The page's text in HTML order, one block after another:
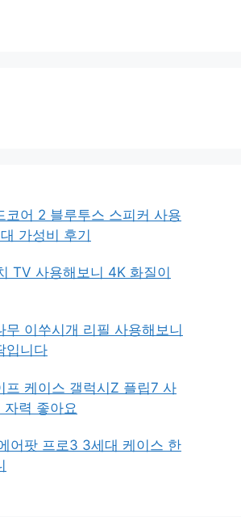
코어 2 블루투스 스피커 사용
가성비 후기
TV 사용해보니 4K 화질이
무 이쑤시개 리필 사용해보니
입니다
프 케이스 갤럭시Z 플립7 사
력 좋아요
어팟 프로3 3세대 케이스 한